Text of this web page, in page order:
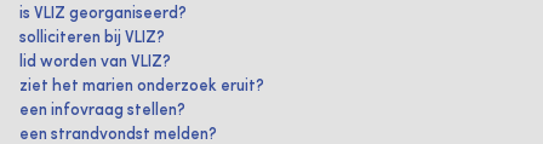
is VLIZ georganiseerd?
solliciteren bij VLIZ?
lid worden van VLIZ?
ziet het marien onderzoek eruit?
een infovraag stellen?
een strandvondst melden?